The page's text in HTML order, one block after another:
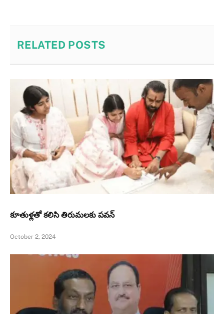
RELATED POSTS
కూతుళ్ల‌తో క‌లిసి తిరుమ‌లకు పవన్‌
October 2, 2024